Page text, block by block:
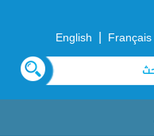
Français
|
English